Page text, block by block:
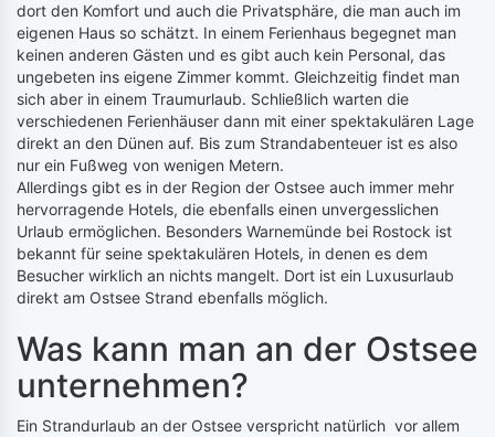
dort den Komfort und auch die Privatsphäre, die man auch im
eigenen Haus so schätzt. In einem Ferienhaus begegnet man
keinen anderen Gästen und es gibt auch kein Personal, das
ungebeten ins eigene Zimmer kommt. Gleichzeitig findet man
sich aber in einem Traumurlaub. Schließlich warten die
verschiedenen Ferienhäuser dann mit einer spektakulären Lage
direkt an den Dünen auf. Bis zum Strandabenteuer ist es also
nur ein Fußweg von wenigen Metern.
Allerdings gibt es in der Region der Ostsee auch immer mehr
hervorragende Hotels, die ebenfalls einen unvergesslichen
Urlaub ermöglichen. Besonders Warnemünde bei Rostock ist
bekannt für seine spektakulären Hotels, in denen es dem
Besucher wirklich an nichts mangelt. Dort ist ein Luxusurlaub
direkt am Ostsee Strand ebenfalls möglich.
Was kann man an der Ostsee
unternehmen?
Ein Strandurlaub an der Ostsee verspricht natürlich vor allem